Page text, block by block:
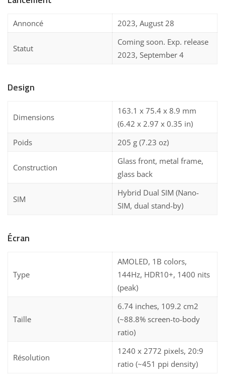
Annoncé 2023, August 28
Statut
Coming soon. Exp. release
2023, September 4
Design
Dimensions
163.1 x 75.4 x 8.9 mm
(6.42 x 2.97 x 0.35 in)
Poids
205 g (7.23 oz)
Construction
Glass front, metal frame,
glass back
SIM
Hybrid Dual SIM (Nano-
SIM, dual stand-by)
Écran
Type
AMOLED, 1B colors,
144Hz, HDR10+, 1400 nits
(peak)
Taille
6.74 inches, 109.2 cm2
(~88.8% screen-to-body
ratio)
Résolution
1240 x 2772 pixels, 20:9
ratio (~451 ppi density)